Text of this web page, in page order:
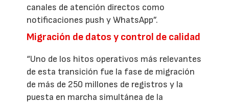
canales de atención directos como
notificaciones push y WhatsApp”.
Migración de datos y control de calidad
“Uno de los hitos operativos más relevantes
de esta transición fue la fase de migración
de más de 250 millones de registros y la
puesta en marcha simultánea de la